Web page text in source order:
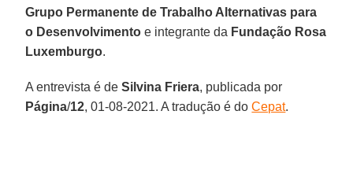
Grupo Permanente de Trabalho Alternativas para
o Desenvolvimento e integrante da Fundação Rosa
Luxemburgo.
A entrevista é deSilvina Friera, publicada por
Página/12, 01-08-2021. A tradução é doCepat.